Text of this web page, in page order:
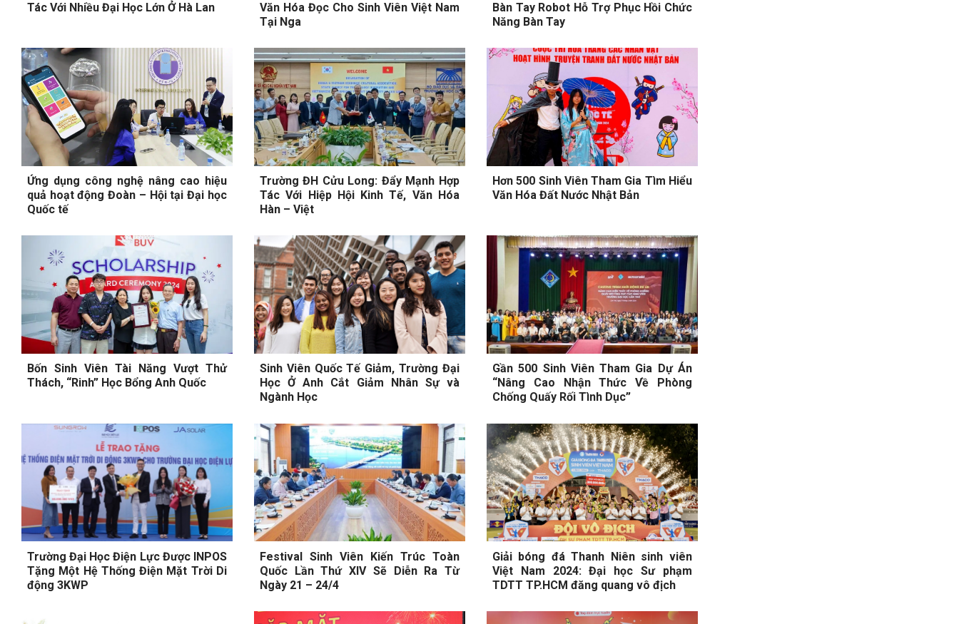
Tác Với Nhiều Đại Học Lớn Ở Hà Lan
Văn Hóa Đọc Cho Sinh Viên Việt Nam
Tại Nga
Bàn Tay Robot Hỗ Trợ Phục Hồi Chức
Năng Bàn Tay
Ứng dụng công nghệ nâng cao hiệu
quả hoạt động Đoàn – Hội tại Đại học
Quốc tế
Trường ĐH Cửu Long: Đẩy Mạnh Hợp
Tác Với Hiệp Hội Kinh Tế, Văn Hóa
Hàn – Việt
Hơn 500 Sinh Viên Tham Gia Tìm Hiểu
Văn Hóa Đất Nước Nhật Bản
Bốn Sinh Viên Tài Năng Vượt Thử
Thách, “Rinh” Học Bổng Anh Quốc
Sinh Viên Quốc Tế Giảm, Trường Đại
Học Ở Anh Cắt Giảm Nhân Sự và
Ngành Học
Gần 500 Sinh Viên Tham Gia Dự Án
“Nâng Cao Nhận Thức Về Phòng
Chống Quấy Rối Tình Dục”
Trường Đại Học Điện Lực Được INPOS
Tặng Một Hệ Thống Điện Mặt Trời Di
động 3KWP
Festival Sinh Viên Kiến Trúc Toàn
Quốc Lần Thứ XIV Sẽ Diễn Ra Từ
Ngày 21 – 24/4
Giải bóng đá Thanh Niên sinh viên
Việt Nam 2024: Đại học Sư phạm
TDTT TP.HCM đăng quang vô địch